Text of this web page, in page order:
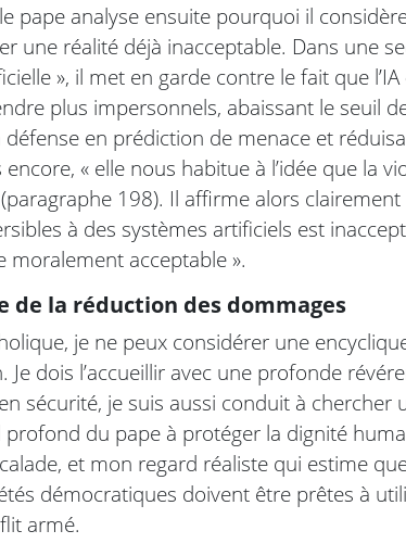
pape analyse ensuite pourquoi il
une réalité déjà inacceptable. Dans une
», il met en garde contre le fait que
plus impersonnels, abaissant le seuil
en prédiction de menace et
« elle nous habitue à l’idée que la
(paragraphe 198). Il affirme alors
à des systèmes artificiels est
moralement acceptable ».
de la réduction des dommages
je ne peux considérer une
Je dois l’accueillir avec une profonde
sécurité, je suis aussi conduit à
du pape à protéger la dignité
et mon regard réaliste qui estime
démocratiques doivent être prêtes à
armé.